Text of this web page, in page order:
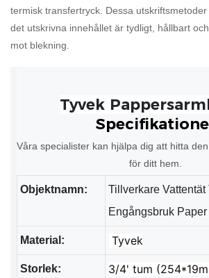
termisk transfertryck. Dessa
det utskrivna innehållet är tydligt, hållbart
mot blekning.
Våra specialister kan hjälpa dig att hitta
för ditt hem.
Objektnamn:
Tillverkare
Engångsbruk
Material: Tyvek
Storlek: 3/4' tum